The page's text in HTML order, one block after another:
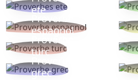
ete
Proverbe
espagnol
Proverbe
turc
Proverbe
grec